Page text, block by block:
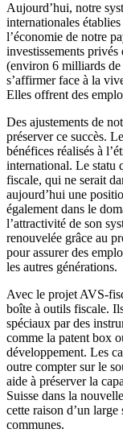
Aujourd’hui, notre
internationales
l’économie de notre
investissements
(environ 6 milliards de
s’affirmer face à la
Elles offrent des
Des ajustements de
préserver ce succès.
bénéfices réalisés à
international. Le statu
fiscale, qui ne serait
aujourd’hui une
également dans le
l’attractivité de son
renouvelée grâce au
pour assurer des
les autres générations.
Avec le projet AVS-
boîte à outils fiscale.
spéciaux par des
comme la patent box
développement. Les
outre compter sur le
aide à préserver la
Suisse dans la
cette raison d’un
communes.